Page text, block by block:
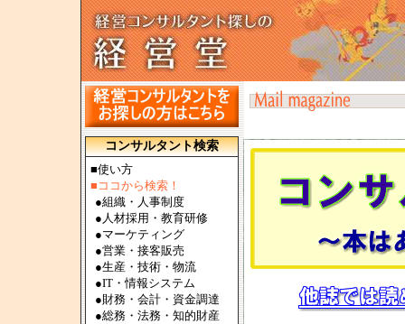
コンサルタント検索
■使い方
■ココから検索！
●組織・人事制度
● 人材採用・教育研修
●マーケティング
●営業・接客販売
●生産・技術・物流
●IT・情報システム
●財務・会計・資金調達
●総務・法務・知的財産